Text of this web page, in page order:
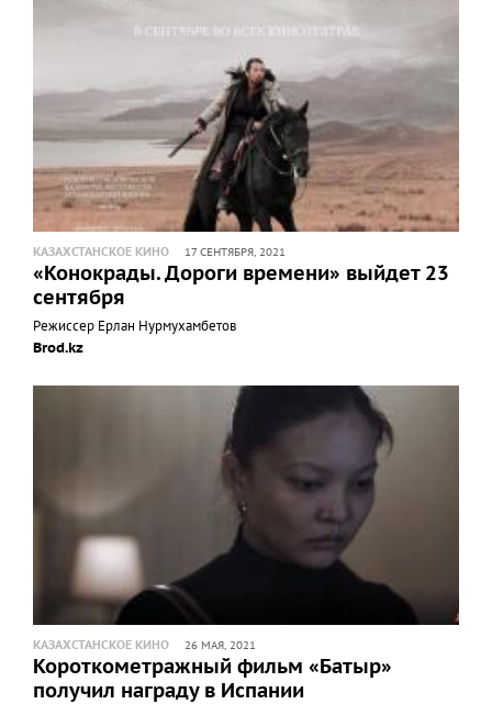
КАЗАХСТАНСКОЕ КИНО 17 СЕНТЯБРЯ, 2021
«Конокрады. Дороги времени» выйдет 23
сентября
Режиссер Ерлан Нурмухамбетов
Brod.kz
КАЗАХСТАНСКОЕ КИНО 26 МАЯ, 2021
Короткометражный фильм «Батыр»
получил награду в Испании